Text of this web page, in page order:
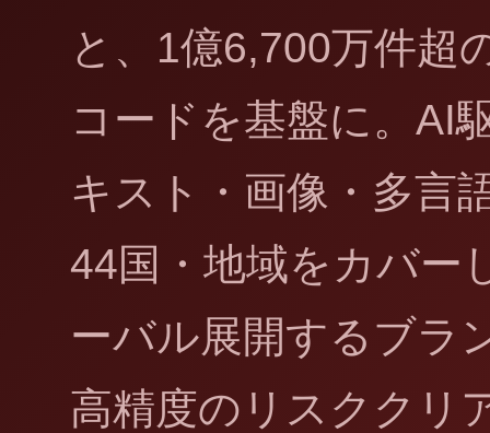
と、1億6,700万件超
コードを基盤に。AI
キスト・画像・多言
44国・地域をカバー
ーバル展開するブラ
高精度のリスククリ